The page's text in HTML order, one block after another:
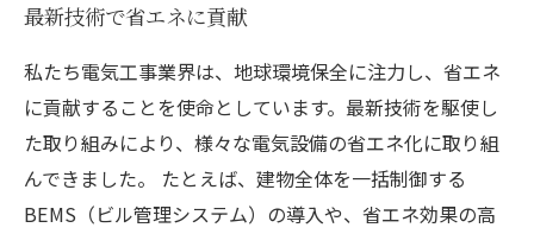
最新技術で省エネに貢献
私たち電気工事業界は、地球環境保全に注力し、省エネ
に貢献することを使命としています。最新技術を駆使し
た取り組みにより、様々な電気設備の省エネ化に取り組
んできました。 たとえば、建物全体を一括制御する
BEMS（ビル管理システム）の導入や、省エネ効果の高